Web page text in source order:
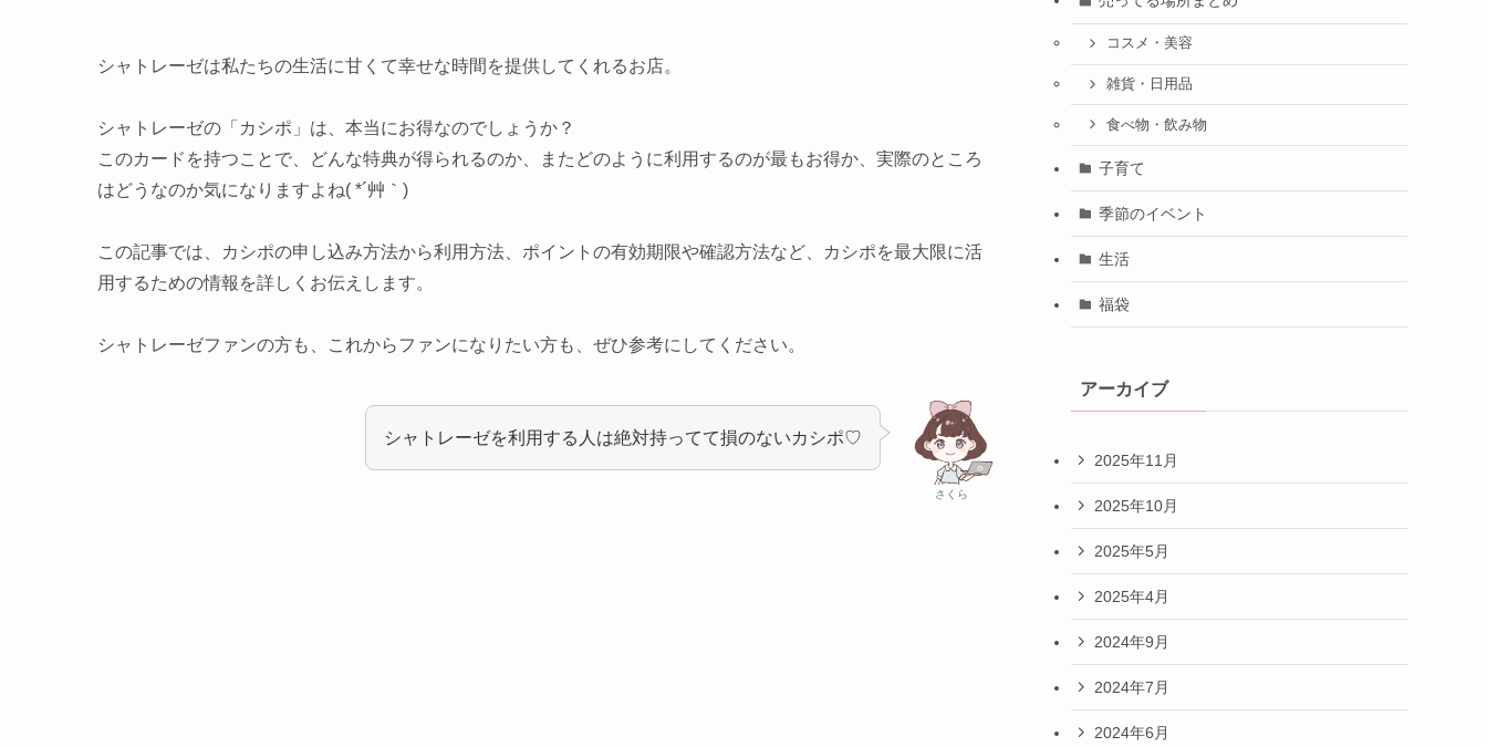
シャトレーゼは私たちの生活に甘くて幸せな時間を提供してくれるお店。
シャトレーゼの「カシポ」は、本当にお得なのでしょうか？
このカードを持つことで、どんな特典が得られるのか、またどのように利用するのが最もお得か、実際のところ
はどうなのか気になりますよね( *´艸｀)
この記事では、カシポの申し込み方法から利用方法、ポイントの有効期限や確認方法など、カシポを最大限に活
用するための情報を詳しくお伝えします。
シャトレーゼファンの方も、これからファンになりたい方も、ぜひ参考にしてください。
さくら
シャトレーゼを利用する人は絶対持ってて損のないカシポ♡
コスメ・美容
雑貨・日用品
食べ物・飲み物
子育て
季節のイベント
生活
福袋
アーカイブ
2025年11月
2025年10月
2025年5月
2025年4月
2024年9月
2024年7月
2024年6月